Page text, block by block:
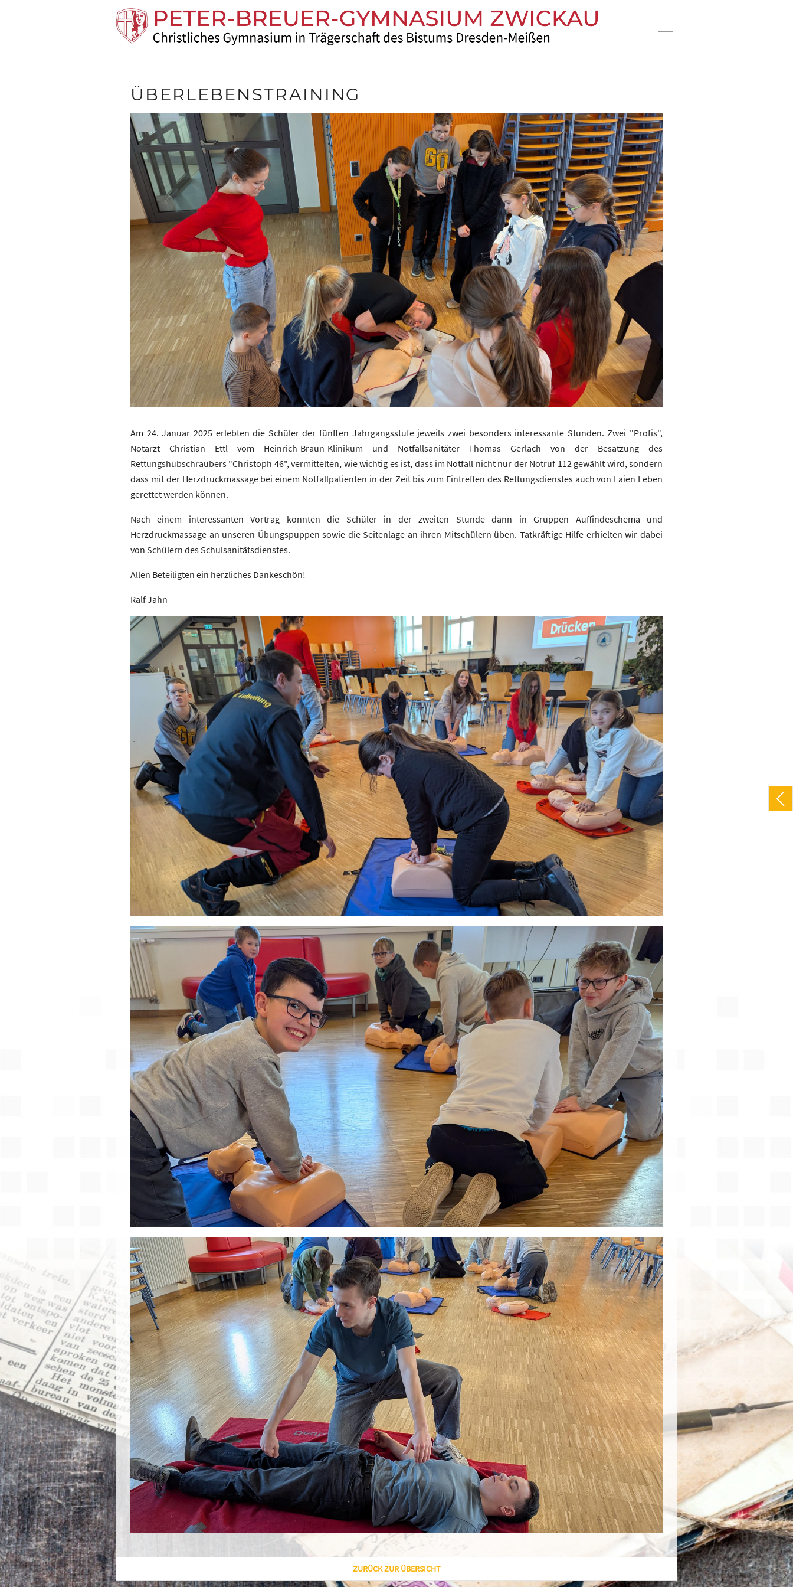
Off-Canvas Toggle
ÜBERLEBENSTRAINING
Am 24. Januar 2025 erlebten die Schüler der fünften Jahrgangsstufe jeweils zwei besonders interessante Stunden. Zwei "Profis",
Notarzt Christian Ettl vom Heinrich-Braun-Klinikum und Notfallsanitäter Thomas Gerlach von der Besatzung des
Rettungshubschraubers "Christoph 46", vermittelten, wie wichtig es ist, dass im Notfall nicht nur der Notruf 112 gewählt wird, sondern
dass mit der Herzdruckmassage bei einem Notfallpatienten in der Zeit bis zum Eintreffen des Rettungsdienstes auch von Laien Leben
gerettet werden können.
Nach einem interessanten Vortrag konnten die Schüler in der zweiten Stunde dann in Gruppen Auffindeschema und
Herzdruckmassage an unseren Übungspuppen sowie die Seitenlage an ihren Mitschülern üben. Tatkräftige Hilfe erhielten wir dabei
von Schülern des Schulsanitätsdienstes.
Allen Beteiligten ein herzliches Dankeschön!
Ralf Jahn
ZURÜCK ZUR ÜBERSICHT